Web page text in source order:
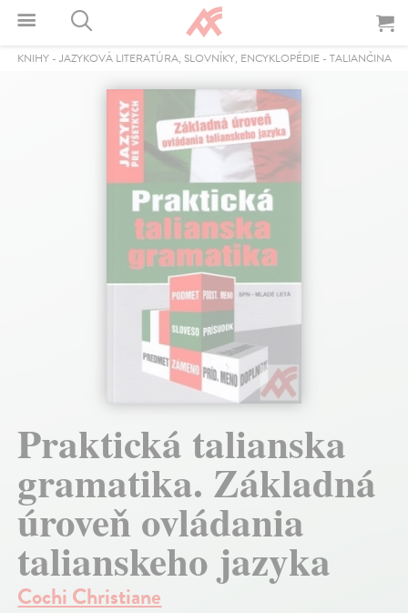
KNIHY- JAZYKOVÁ LITERATÚRA, SLOVNÍKY, ENCYKLOPÉDIE- TALIANČINA
Praktická talianska
gramatika. Základná
úroveň ovládania
talianskeho jazyka
Cochi Christiane